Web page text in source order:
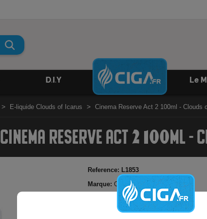
D.I.Y Le
E-liquide Clouds of Icarus Cinema Reserve Act 2 100ml - Clouds
CINEMA RESERVE ACT 2 100ML -
Reference: L1853
Marque: Clouds of icarus
Pain perdu gorgé de beurre avec caramel
Possibilité d'ajouter booster de nicotine